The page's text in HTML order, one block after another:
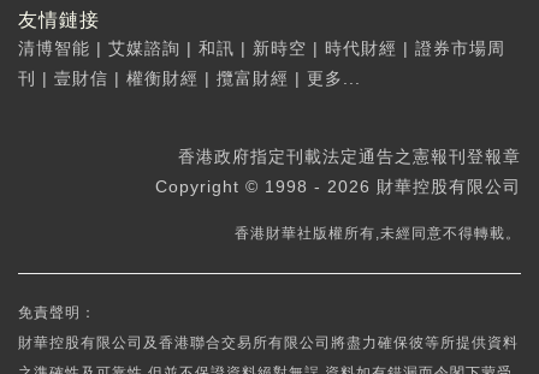
友情鏈接
清博智能 | 艾媒諮詢 | 和訊 | 新時空 | 時代財經 | 證券市場周
刊
| 壹財信 | 權衡財經 | 攬富財經 | 更多...
香港政府指定刊載法定通告之憲報刊登報章
Copyright © 1998 - 2026 財華控股有限公司
香港財華社版權所有,未經同意不得轉載。
免責聲明：
財華控股有限公司及香港聯合交易所有限公司將盡力確保彼等所提供資料